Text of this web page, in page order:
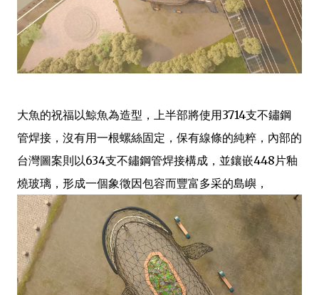
大魚的祝福以鯨魚為造型，上半部將使用3714支不鏽鋼
管焊接，沒有用一根螺絲固定，保有線條的純粹，內部的
台灣圖案則以634支不鏽鋼管焊接構成，並鑲嵌448片釉
燒玻璃，形成一個象徵因包容而豐富多采的島嶼，